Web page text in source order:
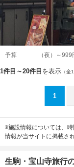
予算 （夜）～999
1件目～20件目 を表示 （全
1
※施設情報については、
情報が当サイトに掲載さ
生駒・宝山寺旅行